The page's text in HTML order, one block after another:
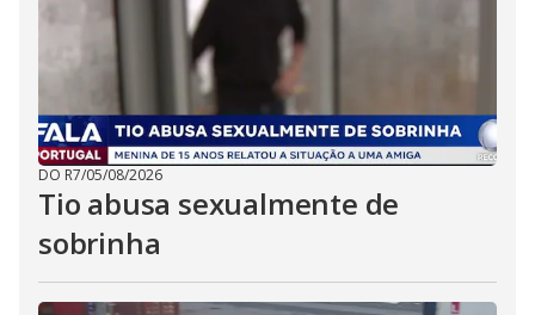
DO R7/05/08/2026
Tio abusa sexualmente de
sobrinha